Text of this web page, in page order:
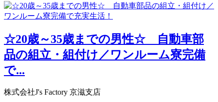
☆20歳～35歳までの男性☆ 自動車部
品の組立・組付け／ワンルーム寮完備
で...
株式会社J's Factory 京滋支店